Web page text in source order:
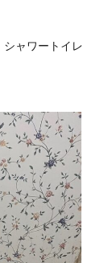
ャワートイレ